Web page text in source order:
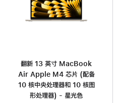
翻新 13 英寸 MacBook
Air Apple M4 芯片 (配备
10 核中央处理器和 10 核图
形处理器) - 星光色